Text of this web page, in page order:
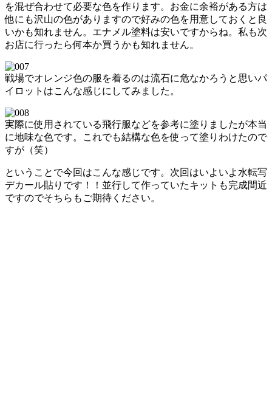
を混ぜ合わせて必要な色を作ります。お金に余裕がある方は
他にも沢山の色がありますので好みの色を用意しておくと良
いかも知れません。エナメル塗料は安いですからね。私も次
お店に行ったら何本か買うかも知れません。
戦場でオレンジ色の服を着るのは流石に危なかろうと思いパ
イロットはこんな感じにしてみました。
実際に使用されている飛行服などを参考に塗りましたが本当
に地味な色です。これでも結構な色を使って塗りわけたので
すが（笑）
ということで今回はこんな感じです。次回はいよいよ水転写
デカール貼りです！！並行して作っていたキットも完成間近
ですのでそちらもご期待ください。